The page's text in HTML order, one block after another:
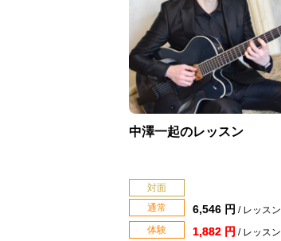
中澤一起のレッスン
対面
通常
6,546 円 / レッスン
体験
1,882 円 / レッスン